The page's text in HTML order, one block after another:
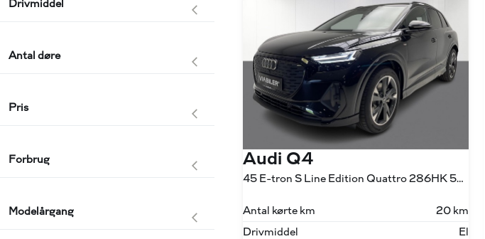
Drivmiddel
Antal døre
Pris
Forbrug
Modelårgang
Audi Q4
45 E-tron S Line Edition Quattro 286HK 5d Aut.
Antal kørte km
20 km
Drivmiddel
El